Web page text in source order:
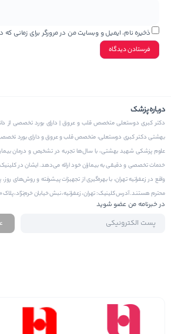
ذخیره نام، ایمیل و وبسایت من در مرورگر برای زمانی
درباره پزشک
دکتر کبری دوستعلی متخصص قلب و عروق | دارای بورد تخصصی از
بهشتی دکتر کبری دوستعلی، متخصص قلب و عروق و دارای بورد
علوم پزشکی شهید بهشتی، با سال‌ها تجربه در تشخیص و درمان
خدمات تخصصی و دقیقی به بیماران خود ارائه می‌دهد. ایشان در
واقع در زعفرانیه تهران، با بهره‌گیری از تجهیزات پیشرفته و روش‌های روز،
محترم هستند. آدرس کلینیک: تهران، زعفرانیه، نبش خیابان خرم‌نژاد، پلاک ۲۰، واحد ۳۰۱
در خبرنامه من عضو شوید